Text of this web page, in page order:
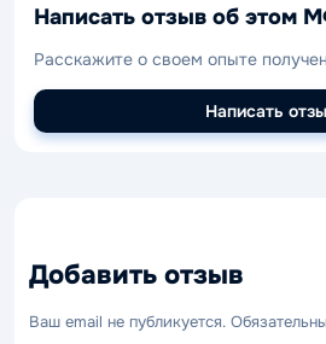
Написать отзыв об этом
Расскажите о своем опыте
Написать
Добавить отзыв
Ваш email не публикуется.